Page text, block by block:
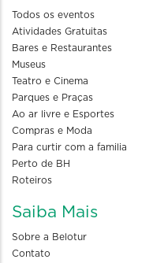
Todos os eventos
Atividades Gratuitas
Bares e Restaurantes
Museus
Teatro e Cinema
Parques e Praças
Ao ar livre e Esportes
Compras e Moda
Para curtir com a familia
Perto de BH
Roteiros
Saiba Mais
Sobre a Belotur
Contato